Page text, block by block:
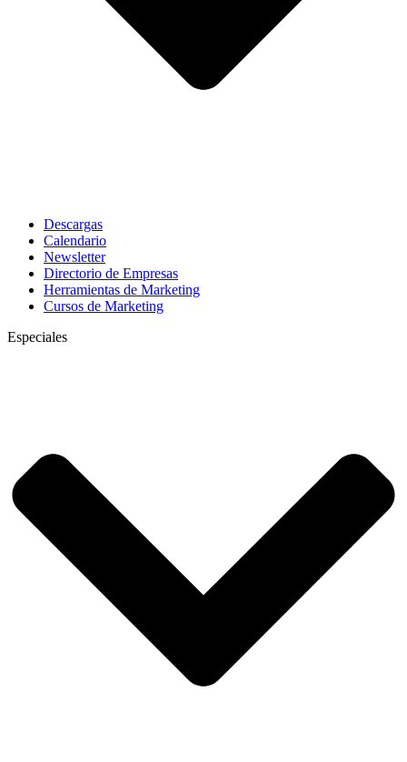
Descargas
Calendario
Newsletter
Directorio de Empresas
Herramientas de Marketing
Cursos de Marketing
Especiales